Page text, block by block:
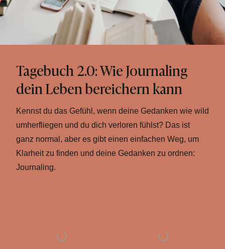
Tagebuch 2.0: Wie Journaling
dein Leben bereichern kann
Kennst du das Gefühl, wenn deine Gedanken wie wild
umherfliegen und du dich verloren fühlst? Das ist
ganz normal, aber es gibt einen einfachen Weg, um
Klarheit zu finden und deine Gedanken zu ordnen:
Journaling.